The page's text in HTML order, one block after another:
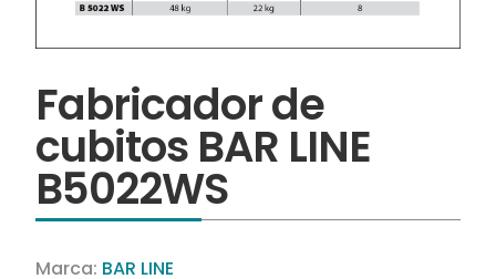
Fabricador de
cubitos BAR LINE
B5022WS
Marca: BAR LINE